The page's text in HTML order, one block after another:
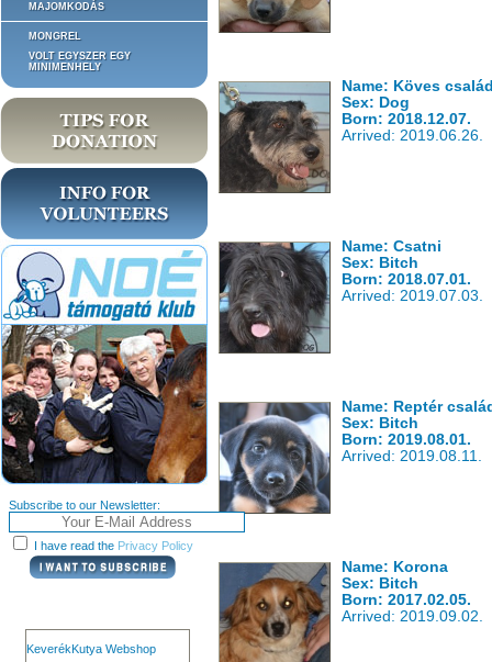
MAJOMKODÁS
MONGREL
VOLT EGYSZER EGY
MINIMENHELY
Subscribe to our Newsletter:
I have read the Privacy Policy
KeverékKutya Webshop
Name: Köves
Sex: Dog
Born: 2018.12.07.
Arrived: 2019.06.26.
Name: Csatni
Sex: Bitch
Born: 2018.07.01.
Arrived: 2019.07.03.
Name: Reptér
Sex: Bitch
Born: 2019.08.01.
Arrived: 2019.08.11.
Name: Korona
Sex: Bitch
Born: 2017.02.05.
Arrived: 2019.09.02.